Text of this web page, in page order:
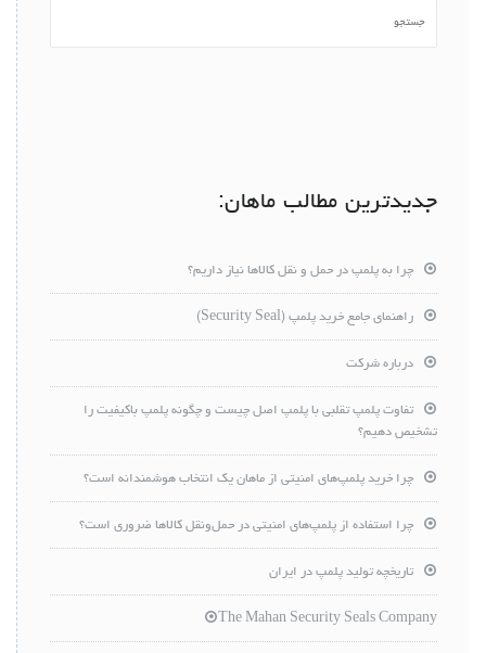
جدیدترین مطالب ماهان:
چرا به پلمپ در حمل و نقل کالاها نیاز داریم؟
راهنمای جامع خرید پلمپ (Security Seal)
درباره شرکت
تفاوت پلمپ تقلبی با پلمپ اصل چیست و چگونه پلمپ باکیفیت را
تشخیص دهیم؟
چرا خرید پلمپ‌های امنیتی از ماهان یک انتخاب هوشمندانه است؟
چرا استفاده از پلمپ‌های امنیتی در حمل‌ونقل کالاها ضروری است؟
تاریخچه تولید پلمپ در ایران
The Mahan Security Seals Company